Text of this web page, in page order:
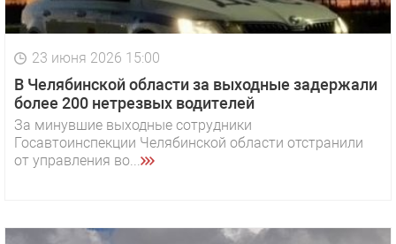
23 июня 2026 15:00
В Челябинской области за выходные задержали
более 200 нетрезвых водителей
За минувшие выходные сотрудники
Госавтоинспекции Челябинской области отстранили
от управления во...